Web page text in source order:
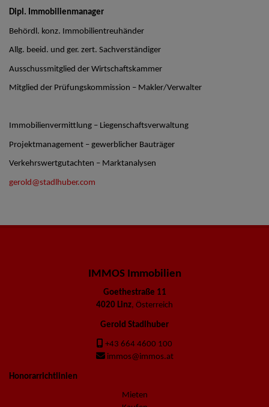
Dipl. Immobilienmanager
Behördl. konz. Immobilientreuhänder
Allg. beeid. und ger. zert. Sachverständiger
Ausschussmitglied der Wirtschaftskammer
Mitglied der Prüfungskommission – Makler/Verwalter
Immobilienvermittlung – Liegenschaftsverwaltung
Projektmanagement – gewerblicher Bauträger
Verkehrswertgutachten – Marktanalysen
gerold@stadlhuber.com
IMMOS Immobilien
Goethestraße 11
4020 Linz, Österreich
Gerold Stadlhuber
+43 664 4600 100
immos@immos.at
Honorarrichtlinien
Mieten